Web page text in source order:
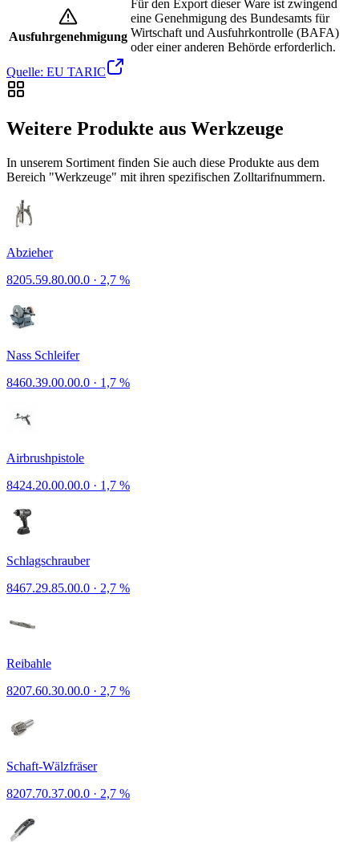
Ausfuhrgenehmigung
Für den Export dieser Ware ist zwingend
eine Genehmigung des Bundesamts für
Wirtschaft und Ausfuhrkontrolle (BAFA)
oder einer anderen Behörde erforderlich.
Quelle: EU TARIC
Weitere Produkte aus Werkzeuge
In unserem Sortiment finden Sie auch diese Produkte aus dem
Bereich "Werkzeuge" mit ihren spezifischen Zolltarifnummern.
Abzieher
8205.59.80.00.0 · 2,7 %
Nass Schleifer
8460.39.00.00.0 · 1,7 %
Airbrushpistole
8424.20.00.00.0 · 1,7 %
Schlagschrauber
8467.29.85.00.0 · 2,7 %
Reibahle
8207.60.30.00.0 · 2,7 %
Schaft-Wälzfräser
8207.70.37.00.0 · 2,7 %